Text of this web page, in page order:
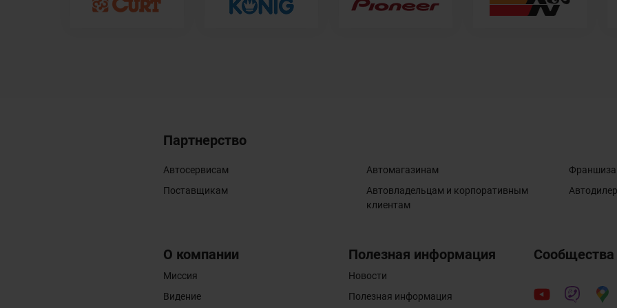
Партнерство
Автосервисам
Поставщикам
Автомагазинам
Автовладельцам и корпоративным
клиентам
Франшиза
О компании
Миссия
Видение
Полезная информация
Новости
Полезная информация
Сообщества